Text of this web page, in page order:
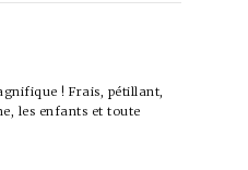
! Frais, pétillant,
les enfants et toute